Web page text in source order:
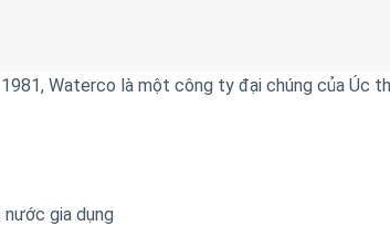
Waterco là một công ty đại chúng của Úc
gia dụng